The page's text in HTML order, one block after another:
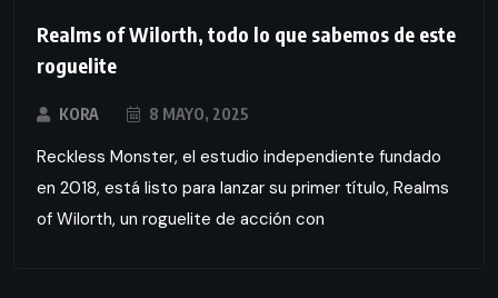
Realms of Wilorth, todo lo que sabemos de este
roguelite
KORA 8 MAYO, 2025
Reckless Monster, el estudio independiente fundado
en 2018, está listo para lanzar su primer título, Realms
of Wilorth, un roguelite de acción con